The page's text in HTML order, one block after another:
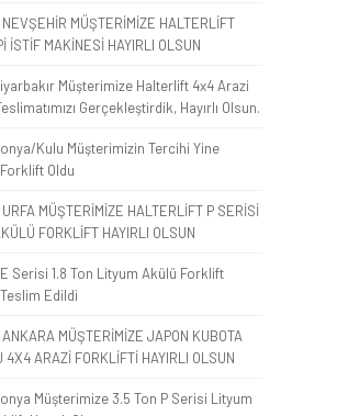
MÜŞTERİMİZE HALTERLİFT
İSTİF MAKİNESİ HAYIRLI OLSUN
Müşterimize Halterlift 4x4 Arazi
Gerçekleştirdik, Hayırlı Olsun.
Kulu Müşterimizin Tercihi Yine
Oldu
MÜŞTERİMİZE HALTERLİFT P SERİSİ
FORKLİFT HAYIRLI OLSUN
Serisi 1.8 Ton Lityum Akülü Forklift
Edildi
MÜŞTERİMİZE JAPON KUBOTA
4X4 ARAZİ FORKLİFTİ HAYIRLI OLSUN
Müşterimize 3.5 Ton P Serisi Lityum